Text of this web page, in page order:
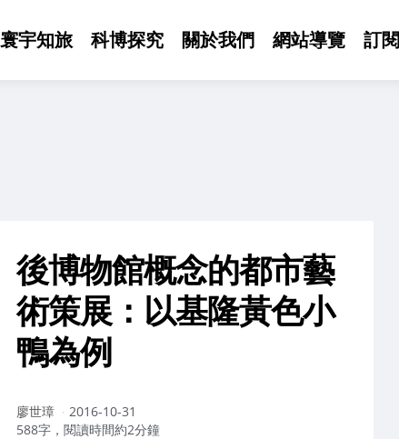
寰宇知旅 科博探究 關於我們 網站導覽 訂閱
後博物館概念的都市藝
術策展：以基隆黃色小
鴨為例
作
者：
廖世璋
2016-10-31
588字，閱讀時間約2分鐘